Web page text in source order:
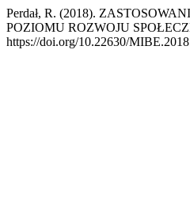
Perdał, R. (2018).
POZIOMU ROZWOJU
https://doi.org/10.22630/